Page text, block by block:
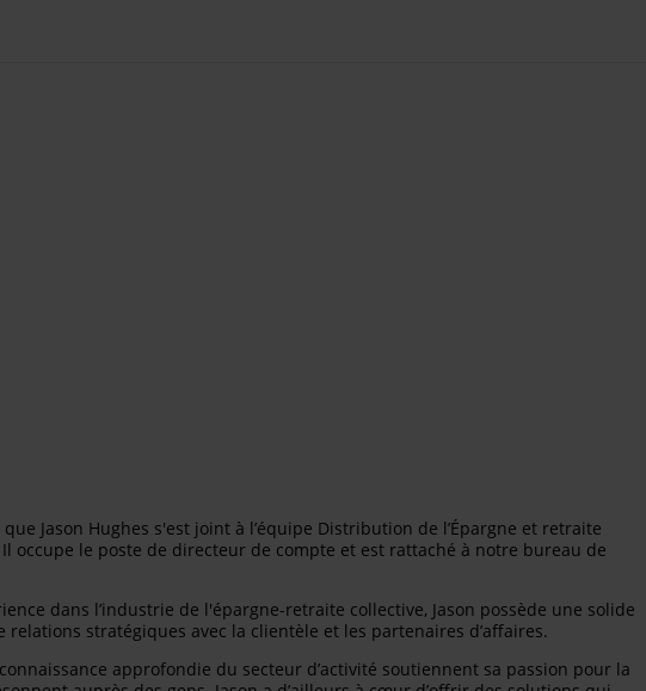
Jason Hughes s'est joint à l’équipe Distribution de l’Épargne et retraite
occupe le poste de directeur de compte et est rattaché à notre bureau de
dans l’industrie de l'épargne-retraite collective, Jason possède une solide
relations stratégiques avec la clientèle et les partenaires d’affaires.
approfondie du secteur d’activité soutiennent sa passion pour la